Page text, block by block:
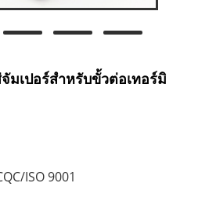
มเปอร์สำหรับขั้วต่อเทอร์มิ
ISO 9001